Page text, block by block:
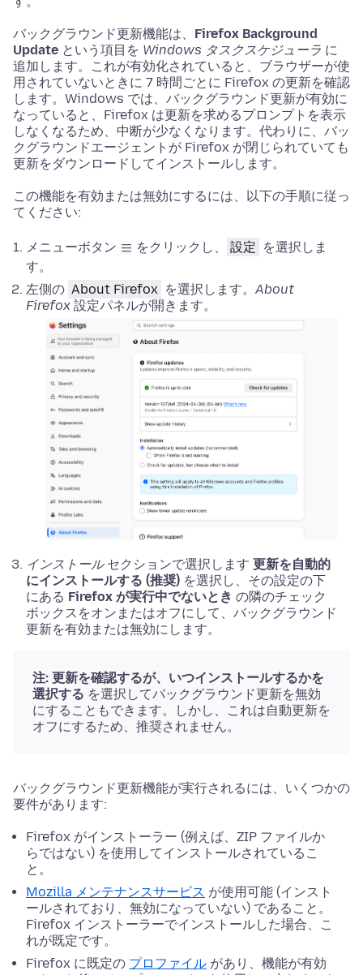
バックグラウンド更新機能は、 Firefox Background
Update という項目を Windows タスクスケジューラ に
追加します。これが有効化されていると、ブラウザーが使
用されていないときに 7 時間ごとに Firefox の更新を確認
します。Windows では、バックグラウンド更新が有効に
なっていると、Firefox は更新を求めるプロンプトを表示
しなくなるため、中断が少なくなります。代わりに、バッ
クグラウンドエージェントが Firefox が閉じられていても
更新をダウンロードしてインストールします。
この機能を有効または無効にするには、以下の手順に従っ
てください:
メニューボタン をクリックし、 設定 を選択しま
す。
左側の About Firefox を選択します。 About
Firefox 設定パネルが開きます。
インストールセクションで選択します 更新を自動的
にインストールする (推奨) を選択し、その設定の下
にある Firefox が実行中でないとき の隣のチェック
ボックスをオンまたはオフにして、バックグラウンド
更新を有効または無効にします。
注: 更新を確認するが、いつインストールするかを
選択する を選択してバックグラウンド更新を無効
にすることもできます。しかし、これは自動更新を
オフにするため、推奨されません。
バックグラウンド更新機能が実行されるには、いくつかの
要件があります:
Firefox がインストーラー (例えば、ZIP ファイルか
らではない) を使用してインストールされているこ
と。
Mozilla メンテナンスサービス が使用可能 (インスト
ールされており、無効になっていない) であること。
Firefox インストーラーでインストールした場合、こ
れが既定です。
Firefox に既定の プロファイル があり、機能が有効